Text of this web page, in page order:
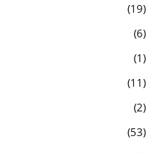
19
6
1
11
2
53